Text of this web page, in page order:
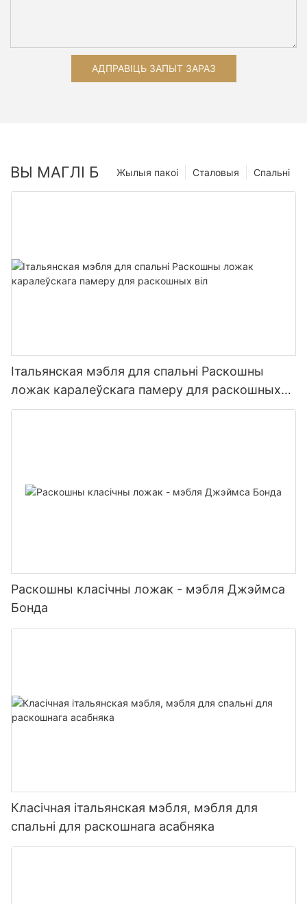
АДПРАВІЦЬ ЗАПЫТ ЗАРАЗ
ВЫ МАГЛІ Б Спальні
Сталовыя
Жылыя пакоі
Італьянская мэбля для спальні Раскошны
ложак каралеўскага памеру для раскошных
віл
Раскошны класічны ложак - мэбля Джэймса
Бонда
Класічная італьянская мэбля, мэбля для
спальні для раскошнага асабняка